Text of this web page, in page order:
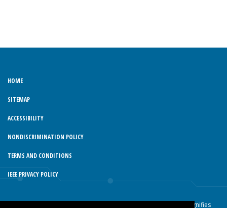
HOME
SITEMAP
ACCESSIBILITY
NONDISCRIMINATION POLICY
TERMS AND CONDITIONS
IEEE PRIVACY POLICY
© Copyright 2026 IEEE – All rights reserved. Use of this website signifies